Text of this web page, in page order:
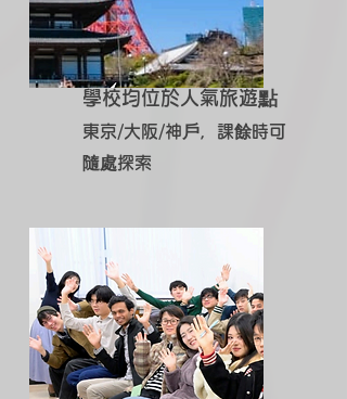
​學校均位於人氣旅遊點
東京/大阪/神戶，課餘時可
隨處探索